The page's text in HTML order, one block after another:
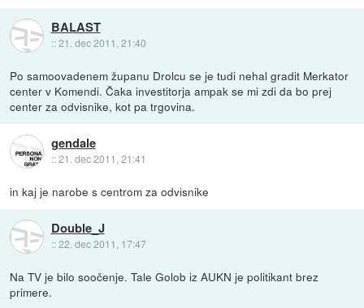
BALAST
::21. dec 2011, 21:40
Po samoovadenem županu Drolcu se je tudi nehal gradit Merkator
center v Komendi. Čaka investitorja ampak se mi zdi da bo prej
center za odvisnike, kot pa trgovina.
gendale
::21. dec 2011, 21:41
in kaj je narobe s centrom za odvisnike
Double_J
::22. dec 2011, 17:47
Na TV je bilo soočenje. Tale Golob iz AUKN je politikant brez
primere.